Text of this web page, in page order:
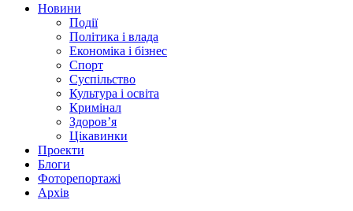
Новини
Події
Політика і влада
Економіка і бізнес
Спорт
Суспільство
Культура і освіта
Кримінал
Здоров’я
Цікавинки
Проекти
Блоги
Фоторепортажі
Архів